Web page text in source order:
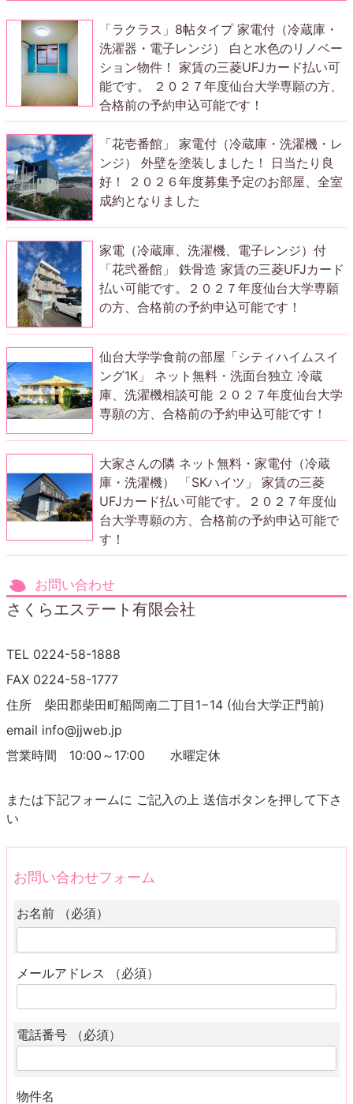
「ラクラス」8帖タイプ 家電付（冷蔵庫・
洗濯器・電子レンジ） 白と水色のリノベー
ション物件！ 家賃の三菱UFJカード払い可
能です。 ２０２７年度仙台大学専願の方、
合格前の予約申込可能です！
「花壱番館」 家電付（冷蔵庫・洗濯機・レ
ンジ） 外壁を塗装しました！ 日当たり良
好！ ２０２６年度募集予定のお部屋、全室
成約となりました
家電（冷蔵庫、洗濯機、電子レンジ）付
「花弐番館」 鉄骨造 家賃の三菱UFJカード
払い可能です。２０２７年度仙台大学専願
の方、合格前の予約申込可能です！
仙台大学学食前の部屋「シティハイムスイ
ング1K」 ネット無料・洗面台独立 冷蔵
庫、洗濯機相談可能 ２０２７年度仙台大学
専願の方、合格前の予約申込可能です！
大家さんの隣 ネット無料・家電付（冷蔵
庫・洗濯機） 「SKハイツ」 家賃の三菱
UFJカード払い可能です。２０２７年度仙
台大学専願の方、合格前の予約申込可能で
す！
お問い合わせ
さくらエステート有限会社
TEL 0224-58-1888
FAX 0224-58-1777
住所 柴田郡柴田町船岡南二丁目1−14 (仙台大学正門前)
email info@jjweb.jp
営業時間 10:00～17:00 水曜定休
または下記フォームに ご記入の上 送信ボタンを押して下さ
い
お問い合わせフォーム
お名前 （必須）
メールアドレス （必須）
電話番号 （必須）
物件名